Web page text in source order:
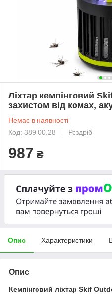
Ліхтар кемпінговий
захистом від комах,
Немає в наявності
Код: 389.00.28
Роздріб
987 ₴
Опис Характеристики
Опис
Кемпінговий ліхтар Skif